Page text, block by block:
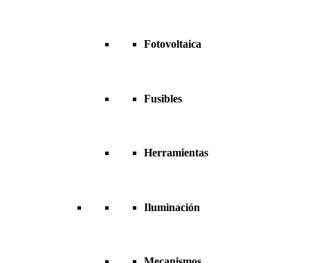
Fotovoltaica
Fusibles
Herramientas
Iluminación